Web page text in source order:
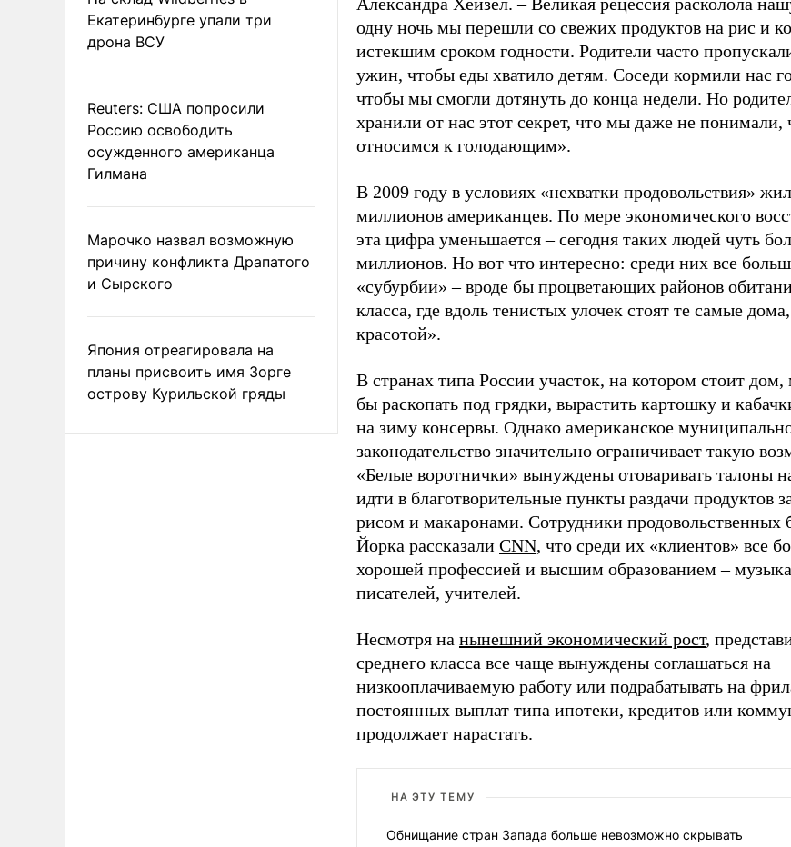
Екатеринбурге упали три
дрона ВСУ
Reuters: США попросили
Россию освободить
осужденного американца
Гилмана
Марочко назвал возможную
причину конфликта Драпатого
и Сырского
Япония отреагировала на
планы присвоить имя Зорге
острову Курильской гряды
одну ночь мы перешли со свежих продуктов на рис и
истекшим сроком годности. Родители часто
ужин, чтобы еды хватило детям. Соседи кормили нас
чтобы мы смогли дотянуть до конца недели. Но
хранили от нас этот секрет, что мы даже не понимали,
относимся к голодающим».
В 2009 году в условиях «нехватки продовольствия»
миллионов американцев. По мере экономического
эта цифра уменьшается – сегодня таких людей чуть
миллионов. Но вот что интересно: среди них все
«субурбии» – вроде бы процветающих районов
класса, где вдоль тенистых улочек стоят те самые
красотой».
В странах типа России участок, на котором стоит
бы раскопать под грядки, вырастить картошку и
на зиму консервы. Однако американское
законодательство значительно ограничивает такую
«Белые воротнички» вынуждены отоваривать талоны
идти в благотворительные пункты раздачи продуктов
рисом и макаронами. Сотрудники продовольственных
Йорка рассказали CNN, что среди их «клиентов» все
хорошей профессией и высшим образованием –
писателей, учителей.
Несмотря на нынешний экономический рост,
среднего класса все чаще вынуждены соглашаться на
низкооплачиваемую работу или подрабатывать на
постоянных выплат типа ипотеки, кредитов или
продолжает нарастать.
НА ЭТУ ТЕМУ
Обнищание стран Запада больше невозможно скрывать